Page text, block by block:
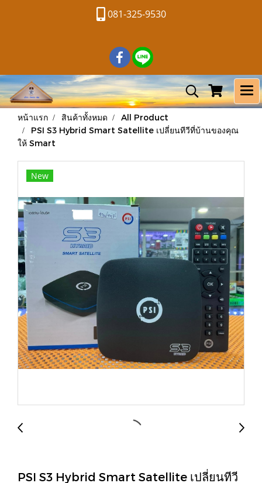
081-325-9530
หน้าแรก สินค้าทั้งหมด
All Product
PSI S3 Hybrid Smart Satellite เปลี่ยนทีวีที่บ้านของคุณ
ให้ Smart
New
PSI S3 Hybrid Smart Satellite เปลี่ยนทีวี